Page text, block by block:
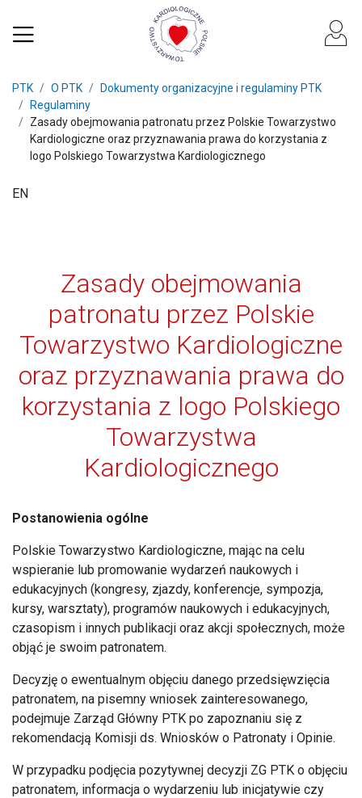
PTK O PTK
Dokumenty organizacyjne i regulaminy PTK
Regulaminy
Zasady obejmowania patronatu przez Polskie Towarzystwo
Kardiologiczne oraz przyznawania prawa do korzystania z
logo Polskiego Towarzystwa Kardiologicznego
EN
Zasady obejmowania
patronatu przez Polskie
Towarzystwo Kardiologiczne
oraz przyznawania prawa do
korzystania z logo Polskiego
Towarzystwa
Kardiologicznego
Postanowienia ogólne
Polskie Towarzystwo Kardiologiczne, mając na celu
wspieranie lub promowanie wydarzeń naukowych i
edukacyjnych (kongresy, zjazdy, konferencje, sympozja,
kursy, warsztaty), programów naukowych i edukacyjnych,
czasopism i innych publikacji oraz akcji społecznych, może
objąć je swoim patronatem.
Decyzję o ewentualnym objęciu danego przedsięwzięcia
patronatem, na pisemny wniosek zainteresowanego,
podejmuje Zarząd Główny PTK po zapoznaniu się z
rekomendacją Komisji ds. Wniosków o Patronaty i Opinie.
W przypadku podjęcia pozytywnej decyzji ZG PTK o objęciu
patronatem, informacja o wydarzeniu lub inicjatywie czy